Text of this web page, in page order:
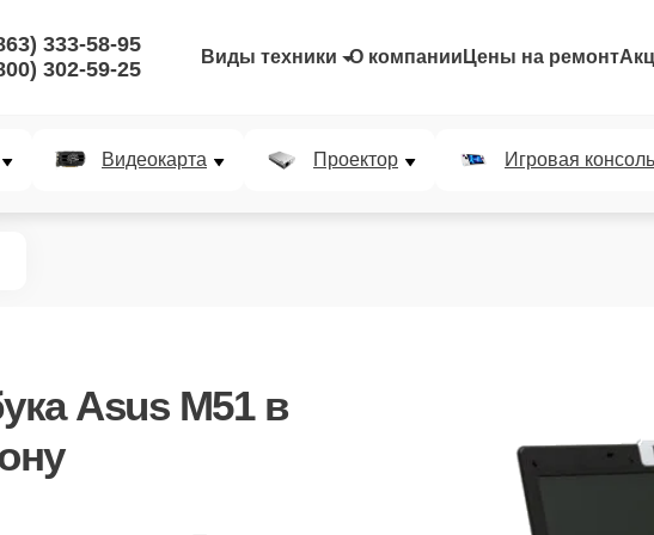
333-58-95
302-59-25
Виды техники О компании Цены на ремонт
Видеокарта Проектор Игровая консоль
Asus M51в